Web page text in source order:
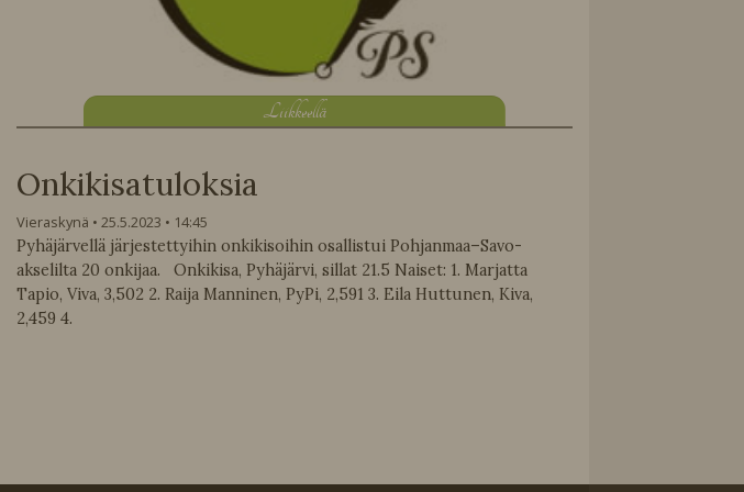
Liikkeellä
Onkikisatuloksia
Vieraskynä 25.5.2023
14:45
Pyhäjärvellä järjestettyihin onkikisoihin osallistui Pohjanmaa–Savo-
akselilta 20 onkijaa. Onkikisa, Pyhäjärvi, sillat 21.5 Naiset: 1. Marjatta
Tapio, Viva, 3,502 2. Raija Manninen, PyPi, 2,591 3. Eila Huttunen, Kiva,
2,459 4.